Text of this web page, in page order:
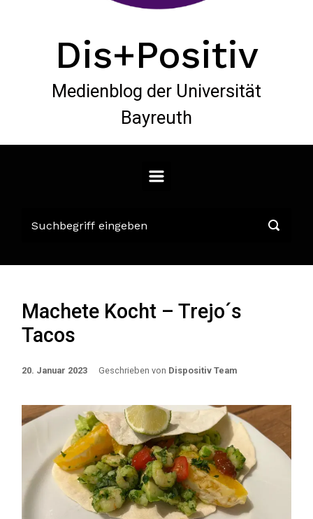
Dis+Positiv
Medienblog der Universität
Bayreuth
Machete Kocht – Trejo´s
Tacos
20. Januar 2023 Geschrieben von Dispositiv Team